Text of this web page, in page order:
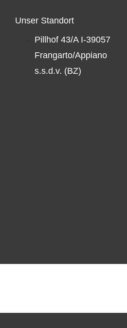
Unser Standort
Pillhof 43/A I-39057
Frangarto/Appiano
s.s.d.v. (BZ)